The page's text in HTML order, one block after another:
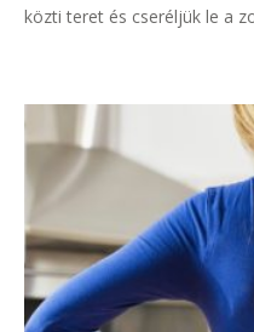
közti teret és cseréljük le a